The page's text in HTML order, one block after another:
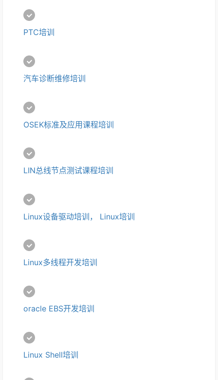
PTC培训
汽车诊断维修培训
OSEK标准及应用课程培训
LIN总线节点测试课程培训
Linux设备驱动培训， Linux培训
Linux多线程开发培训
oracle EBS开发培训
Linux Shell培训